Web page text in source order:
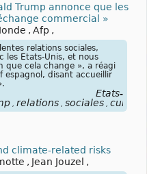
Trump annonce que les
commercial »
, Afp ,
relations sociales,
les Etats-Unis, et nous
que cela change », a réagi
espagnol, disant accueillir
États-
relations sociales
climate-related risks
, Jean Jouzel ,